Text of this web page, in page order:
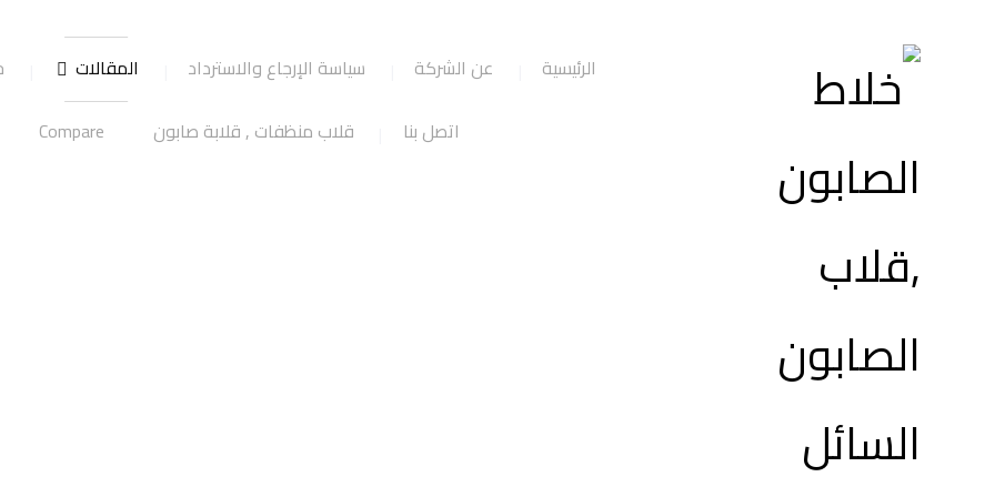
الرئيسية عن الشركة سياسة الإرجاع والاسترداد المقالات
اتصل بنا
قلاب منظفات , قلابة صابون Compare